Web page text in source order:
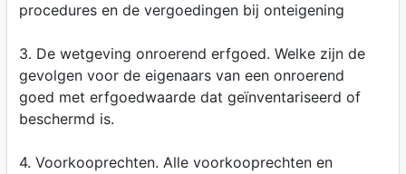
procedures en de vergoedingen bij onteigening
3. De wetgeving onroerend erfgoed. Welke zijn de
gevolgen voor de eigenaars van een onroerend
goed met erfgoedwaarde dat geïnventariseerd of
beschermd is.
4. Voorkooprechten. Alle voorkooprechten en